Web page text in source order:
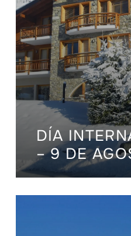
DÍA
– 9 DE